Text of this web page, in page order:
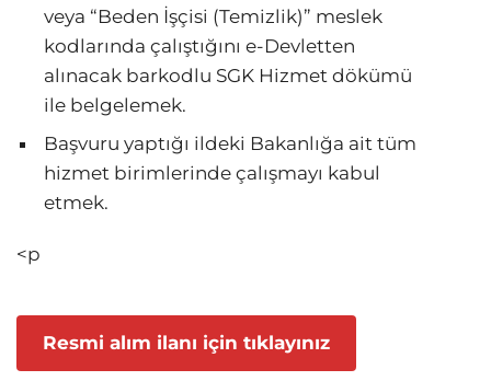
veya “Beden İşçisi (Temizlik)” meslek
kodlarında çalıştığını e-Devletten
alınacak barkodlu SGK Hizmet dökümü
ile belgelemek.
Başvuru yaptığı ildeki Bakanlığa ait tüm
hizmet birimlerinde çalışmayı kabul
etmek.
<p
Resmi alım ilanı için tıklayınız